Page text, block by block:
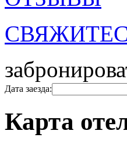
Дата заезда:
Карта